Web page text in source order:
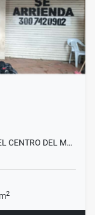
CENTRO DEL M…
2